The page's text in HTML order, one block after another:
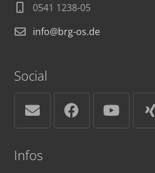
0541 1238-05
info@brg-os.de
Social
Infos